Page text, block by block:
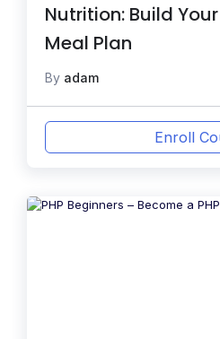
Nutrition: Build
Meal Plan
By adam
Enroll